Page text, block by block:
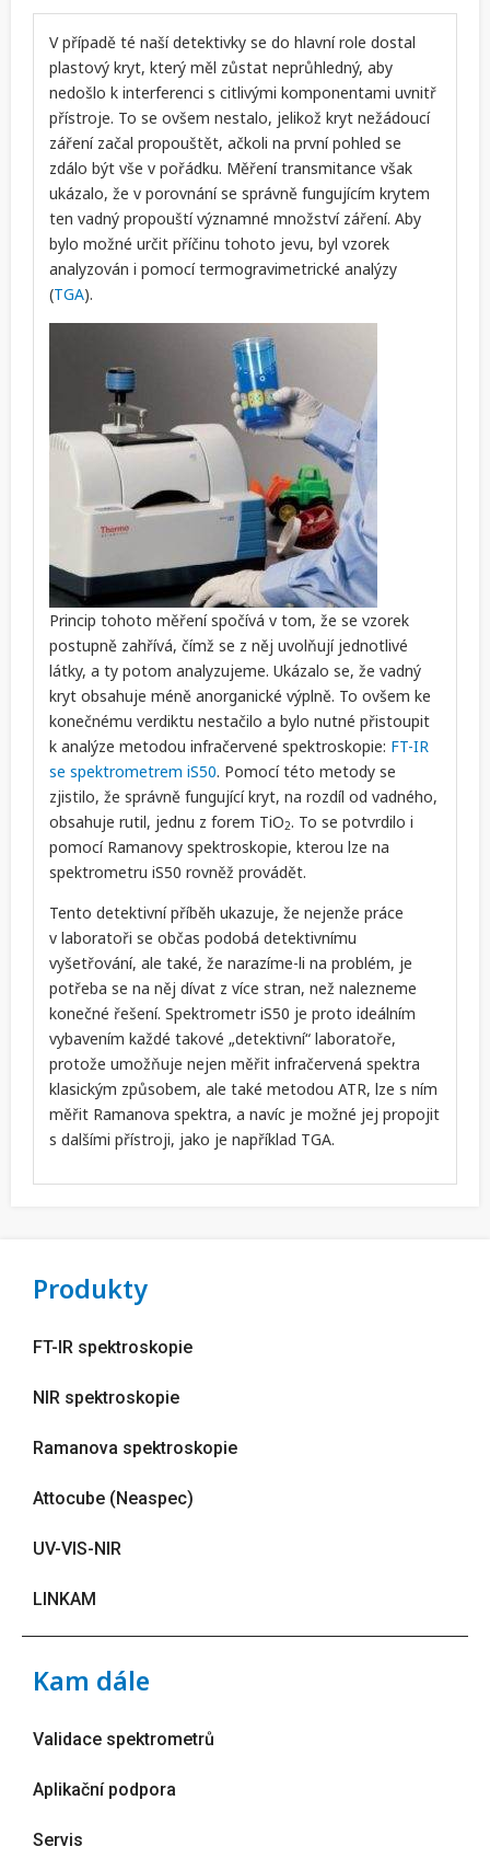
V případě té naší detektivky se do hlavní role dostal
plastový kryt, který měl zůstat neprůhledný, aby
nedošlo k interferenci s citlivými komponentami uvnitř
přístroje. To se ovšem nestalo, jelikož kryt nežádoucí
záření začal propouštět, ačkoli na první pohled se
zdálo být vše v pořádku. Měření transmitance však
ukázalo, že v porovnání se správně fungujícím krytem
ten vadný propouští významné množství záření. Aby
bylo možné určit příčinu tohoto jevu, byl vzorek
analyzován i pomocí termogravimetrické analýzy
(TGA).
Princip tohoto měření spočívá v tom, že se vzorek
postupně zahřívá, čímž se z něj uvolňují jednotlivé
látky, a ty potom analyzujeme. Ukázalo se, že vadný
kryt obsahuje méně anorganické výplně. To ovšem ke
konečnému verdiktu nestačilo a bylo nutné přistoupit
k analýze metodou infračervené spektroskopie: FT-IR
se spektrometrem iS50. Pomocí této metody se
zjistilo, že správně fungující kryt, na rozdíl od vadného,
obsahuje rutil, jednu z forem TiO2. To se potvrdilo i
pomocí Ramanovy spektroskopie, kterou lze na
spektrometru iS50 rovněž provádět.
Tento detektivní příběh ukazuje, že nejenže práce
v laboratoři se občas podobá detektivnímu
vyšetřování, ale také, že narazíme-li na problém, je
potřeba se na něj dívat z více stran, než nalezneme
konečné řešení. Spektrometr iS50 je proto ideálním
vybavením každé takové „detektivní“ laboratoře,
protože umožňuje nejen měřit infračervená spektra
klasickým způsobem, ale také metodou ATR, lze s ním
měřit Ramanova spektra, a navíc je možné jej propojit
s dalšími přístroji, jako je například TGA.
Produkty
FT-IR spektroskopie
NIR spektroskopie
Ramanova spektroskopie
Attocube (Neaspec)
UV-VIS-NIR
LINKAM
Kam dále
Validace spektrometrů
Aplikační podpora
Servis